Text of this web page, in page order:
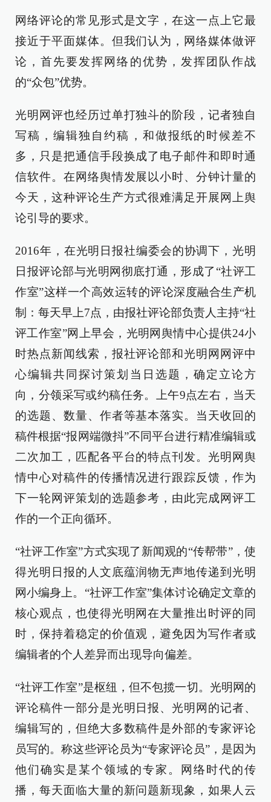
网络评论的常见形式是文字，在这一点上它最
接近于平面媒体。但我们认为，网络媒体做评
论，首先要发挥网络的优势，发挥团队作战
的“众包”优势。
光明网评也经历过单打独斗的阶段，记者独自
写稿，编辑独自约稿，和做报纸的时候差不
多，只是把通信手段换成了电子邮件和即时通
信软件。在网络舆情发展以小时、分钟计量的
今天，这种评论生产方式很难满足开展网上舆
论引导的要求。
2016年，在光明日报社编委会的协调下，光明
日报评论部与光明网彻底打通，形成了“社评工
作室”这样一个高效运转的评论深度融合生产机
制：每天早上7点，由报社评论部负责人主持“社
评工作室”网上早会，光明网舆情中心提供24小
时热点新闻线索，报社评论部和光明网网评中
心编辑共同探讨策划当日选题，确定立论方
向，分领采写或约稿任务。上午9点左右，当天
的选题、数量、作者等基本落实。当天收回的
稿件根据“报网端微抖”不同平台进行精准编辑或
二次加工，匹配各平台的特点刊发。光明网舆
情中心对稿件的传播情况进行跟踪反馈，作为
下一轮网评策划的选题参考，由此完成网评工
作的一个正向循环。
“社评工作室”方式实现了新闻观的“传帮带”，使
得光明日报的人文底蕴润物无声地传递到光明
网小编身上。“社评工作室”集体讨论确定文章的
核心观点，也使得光明网在大量推出时评的同
时，保持着稳定的价值观，避免因为写作者或
编辑者的个人差异而出现导向偏差。
“社评工作室”是枢纽，但不包揽一切。光明网的
评论稿件一部分是光明日报、光明网的记者、
编辑写的，但绝大多数稿件是外部的专家评论
员写的。称这些评论员为“专家评论员”，是因为
他们确实是某个领域的专家。网络时代的传
播，每天面临大量的新问题新现象，如果人云